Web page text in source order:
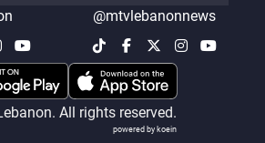
@mtvlebanonnews
All rights reserved.
powered by koein